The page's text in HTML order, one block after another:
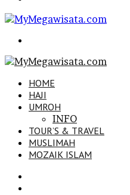
HOME
HAJI
UMROH
INFO
TOUR’S & TRAVEL
MUSLIMAH
MOZAIK ISLAM